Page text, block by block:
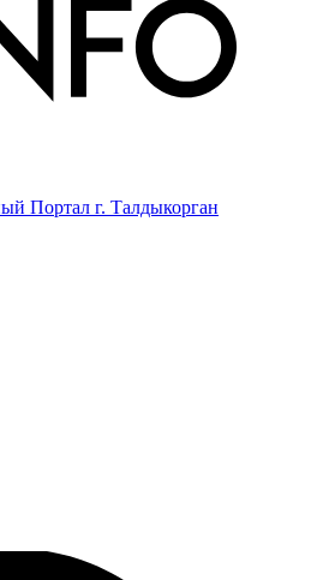
Портал г. Талдыкорган